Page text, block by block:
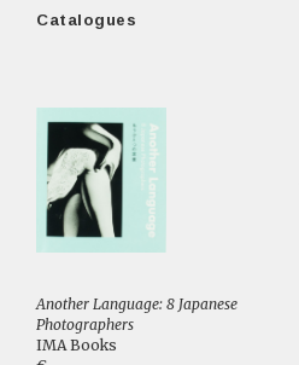
Catalogues
Another Language: 8 Japanese
Photographers
IMA Books